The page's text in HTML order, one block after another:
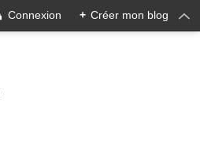
Connexion + Créer mon blog